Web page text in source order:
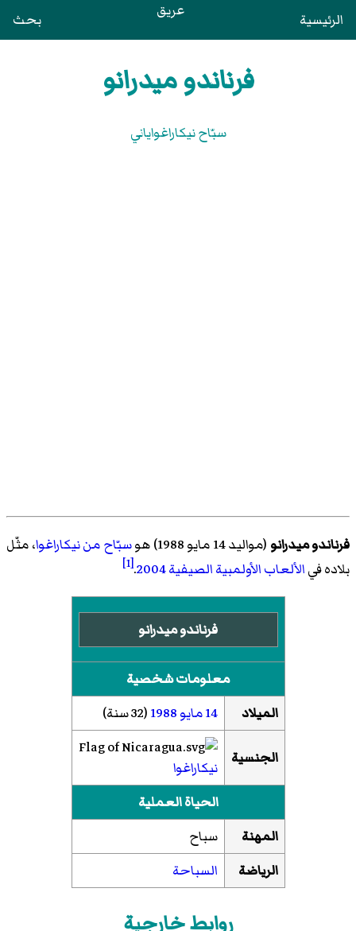
الرئيسية عريق بحث
فرناندو ميدرانو
سبّاح نيكاراغواياني
فرناندو ميدرانو (مواليد 14 مايو 1988) هو سبّاحمن نيكاراغوا، مثّل
بلاده فيالألعاب الأولمبية الصيفية 2004 .
[1]
فرناندو ميدرانو
معلومات شخصية
الميلاد
14 مايو 1988(32 سنة)
الجنسية
نيكاراغوا
الحياة العملية
المهنة
سباح
الرياضة
السباحة
روابط خارجية